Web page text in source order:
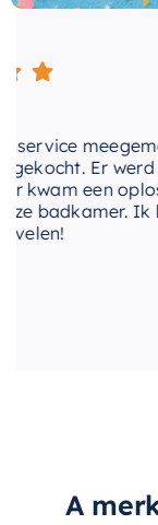
uitstekende
naar een
oplossing
levertijd
Er werd
een
badkamer. Ik kan
A